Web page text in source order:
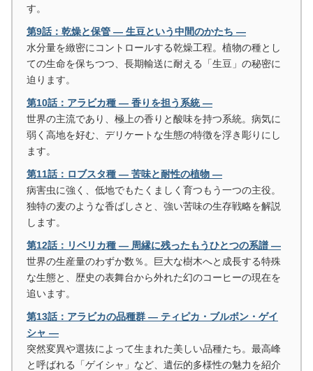
す。
第9話：乾燥と保管 ― 生豆という中間のかたち ―
水分量を緻密にコントロールする乾燥工程。植物の種とし
ての生命を保ちつつ、長期輸送に耐える「生豆」の秘密に
迫ります。
第10話：アラビカ種 ― 香りを担う系統 ―
世界の主流であり、極上の香りと酸味を持つ系統。病気に
弱く高地を好む、デリケートな生態の特徴を浮き彫りにし
ます。
第11話：ロブスタ種 ― 苦味と耐性の植物 ―
病害虫に強く、低地でもたくましく育つもう一つの主役。
独特の麦のような香ばしさと、強い苦味の生存戦略を解説
します。
第12話：リベリカ種 ― 周縁に残ったもうひとつの系譜 ―
世界の生産量のわずか数％。巨大な樹木へと成長する特殊
な生態と、歴史の表舞台から外れた幻のコーヒーの現在を
追います。
第13話：アラビカの品種群 ― ティピカ・ブルボン・ゲイ
シャ ―
突然変異や選抜によって生まれた美しい品種たち。最高峰
と呼ばれる「ゲイシャ」など、遺伝的多様性の魅力を紹介